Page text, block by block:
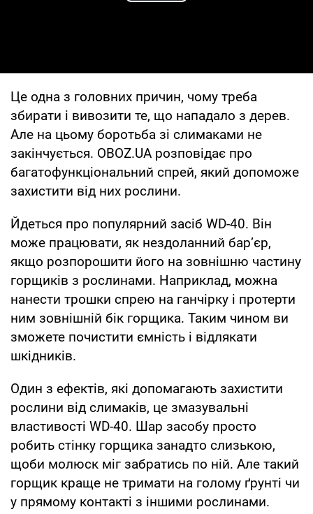
Це одна з головних причин, чому треба
збирати і вивозити те, що нападало з дерев.
Але на цьому боротьба зі слимаками не
закінчується. OBOZ.UA розповідає про
багатофункціональний спрей, який допоможе
захистити від них рослини.
Йдеться про популярний засіб WD-40. Він
може працювати, як нездоланний бар’єр,
якщо розпорошити його на зовнішню частину
горщиків з рослинами. Наприклад, можна
нанести трошки спрею на ганчірку і протерти
ним зовнішній бік горщика. Таким чином ви
зможете почистити ємність і відлякати
шкідників.
Один з ефектів, які допомагають захистити
рослини від слимаків, це змазувальні
властивості WD-40. Шар засобу просто
робить стінку горщика занадто слизькою,
щоби молюск міг забратись по ній. Але такий
горщик краще не тримати на голому ґрунті чи
у прямому контакті з іншими рослинами.